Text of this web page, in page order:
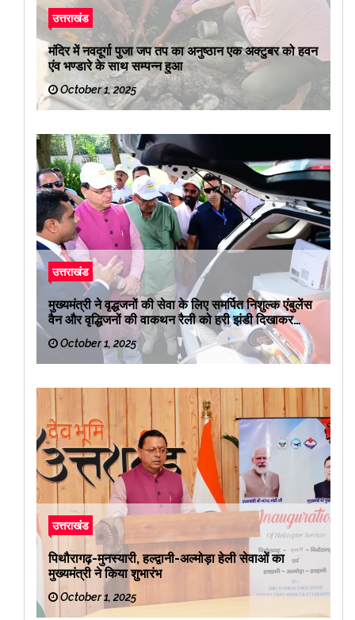
उत्तराखंड
मंदिर में नवदूर्गा पुजा जप तप का अनुष्ठान एक अक्टुबर को हवन
एंव भण्डारे के साथ सम्पन्न हुआ
October 1, 2025
उत्तराखंड
मुख्यमंत्री ने वृद्धजनों की सेवा के लिए समर्पित निशुल्क एंबुलेंस
वैन और वृद्धिजनों की वाकथन रैली को हरी झंडी दिखाकर
रवाना किया
October 1, 2025
उत्तराखंड
पिथौरागढ़-मुनस्यारी, हल्द्वानी-अल्मोड़ा हेली सेवाओं का
मुख्यमंत्री ने किया शुभारंभ
October 1, 2025